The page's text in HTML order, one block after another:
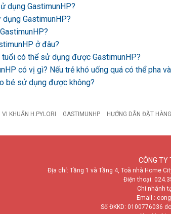
dụng GastimunHP?
dụng GastimunHP?
ở đâu?
tuổi có thể sử dụng được GastimunHP?
có vị gì? Nếu trẻ khó uống quá có thể pha
bé sử dụng được không?
VI KHUẨN H.PYLORI GASTIMUNHP HƯỚNG DẪN ĐẶT HÀNG
CÔNG TY
Địa chỉ: Tầng 1 và Tầng 4, Toà nhà Home
Điện thoại:
Chi nhánh
Email :
Số ĐKKD: 0100776036